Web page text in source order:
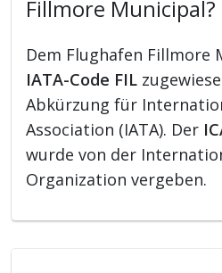
Fillmore Municipal?
Dem Flughafen Fillmore
IATA-Code FIL
Abkürzung für
Association (IATA). Der
wurde von der
Organization vergeben.